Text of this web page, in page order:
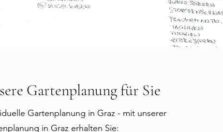
Gartenplanung für Sie
Gartenplanung in Graz - mit unserer
in Graz erhalten Sie: